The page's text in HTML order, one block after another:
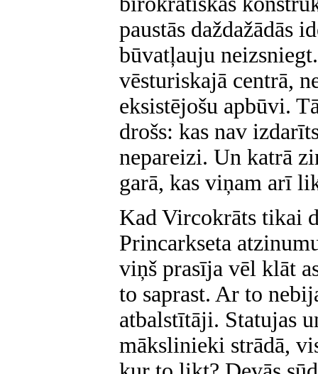
paustās daždažādās
būvatļauju
vēsturiskajā centrā,
eksistējošu apbūvi.
drošs: kas nav
nepareizi. Un katrā
garā, kas viņam arī
Kad Vircokrāts tikai
Princarkseta
viņš prasīja vēl klāt
to saprast. Ar to
atbalstītāji. Statujas
mākslinieki strādā,